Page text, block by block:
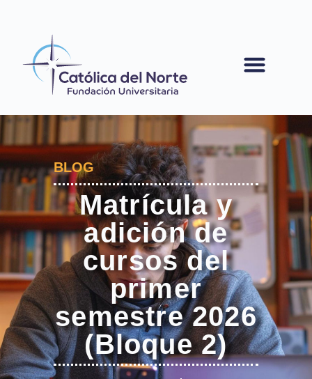
BLOG
Matrícula y
adición de
cursos del
primer
semestre 2026
(Bloque 2)